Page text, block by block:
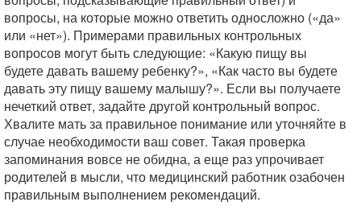
вопросы, на которые можно ответить односложно («да»
или «нет»). Примерами правильных контрольных
вопросов могут быть следующие: «Какую пищу вы
будете давать вашему ребенку?», «Как часто вы будете
давать эту пищу вашему малышу?». Если вы получаете
нечеткий ответ, задайте другой контрольный вопрос.
Хвалите мать за правильное понимание или уточняйте в
случае необходимости ваш совет. Такая проверка
запоминания вовсе не обидна, а еще раз упрочивает
родителей в мысли, что медицинский работник озабочен
правильным выполнением рекомендаций.